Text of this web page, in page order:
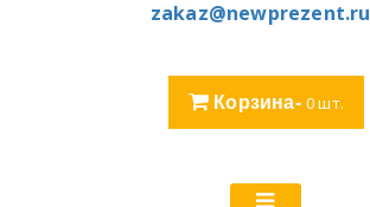
zakaz@newprezent.ru
Корзина- 0шт.